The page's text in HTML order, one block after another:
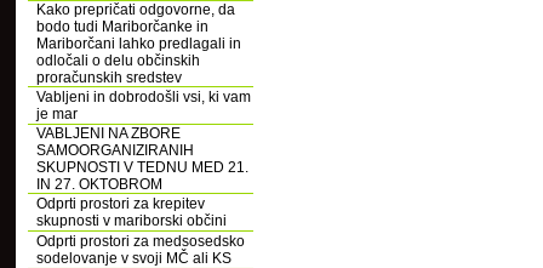
Kako prepričati odgovorne, da
bodo tudi Mariborčanke in
Mariborčani lahko predlagali in
odločali o delu občinskih
proračunskih sredstev
Vabljeni in dobrodošli vsi, ki vam
je mar
VABLJENI NA ZBORE
SAMOORGANIZIRANIH
SKUPNOSTI V TEDNU MED 21.
IN 27. OKTOBROM
Odprti prostori za krepitev
skupnosti v mariborski občini
Odprti prostori za medsosedsko
sodelovanje v svoji MČ ali KS